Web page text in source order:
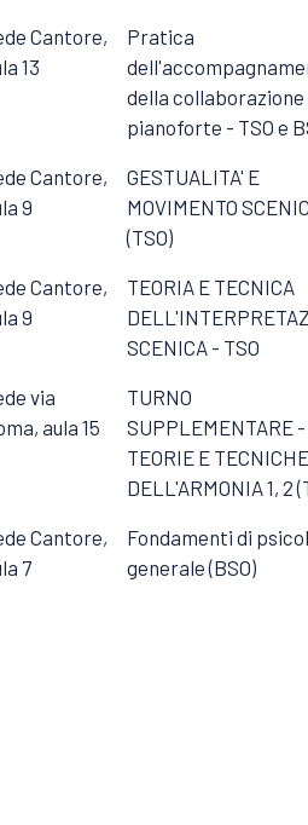
Cantore,
13
Pratica
della collaborazione
pianoforte - TSO e
Cantore,
9
GESTUALITA' E
MOVIMENTO
(TSO)
Cantore,
9
TEORIA E TECNICA
SCENICA - TSO
via
aula 15
TURNO
SUPPLEMENTARE -
TEORIE E TECNICHE
DELL'ARMONIA 1, 2
Cantore,
7
Fondamenti di
generale (BSO)